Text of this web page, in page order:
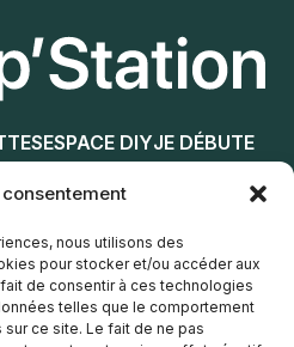
nous utilisons des
pour stocker et/ou accéder aux
de consentir à ces technologies
telles que le comportement
ce site. Le fait de ne pas
12
Choix des options
ESPACE DIYJE DÉBUTE